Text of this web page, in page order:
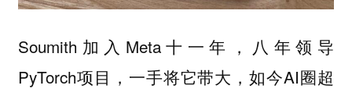
Soumith加入Meta十一年，八年领导
PyTorch项目，一手将它带大，如今AI圈超